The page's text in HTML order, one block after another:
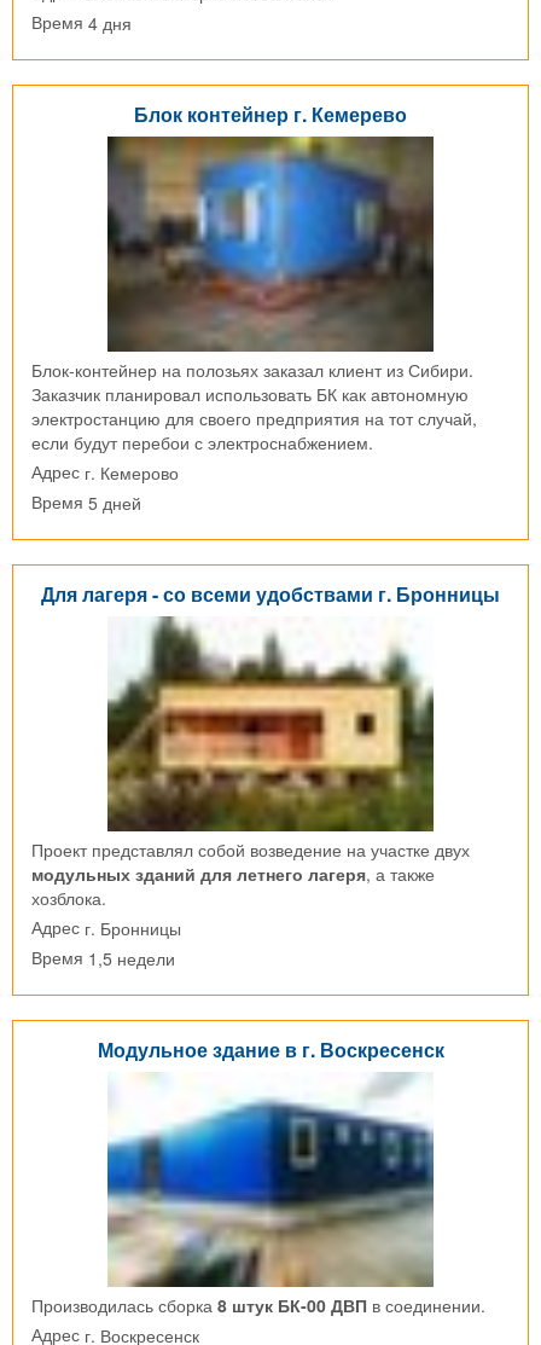
Время 4 дня
Блок контейнер г. Кемерево
Блок-контейнер на полозьях заказал клиент из Сибири.
Заказчик планировал использовать БК как автономную
электростанцию для своего предприятия на тот случай,
если будут перебои с электроснабжением.
Адрес г. Кемерово
Время 5 дней
Для лагеря - со всеми удобствами г. Бронницы
Проект представлял собой возведение на участке двух
модульных зданий для летнего лагеря, а также
хозблока.
Адрес г. Бронницы
Время 1,5 недели
Модульное здание в г. Воскресенск
Производилась сборка 8 штук БК-00 ДВП в соединении.
Адрес г. Воскресенск